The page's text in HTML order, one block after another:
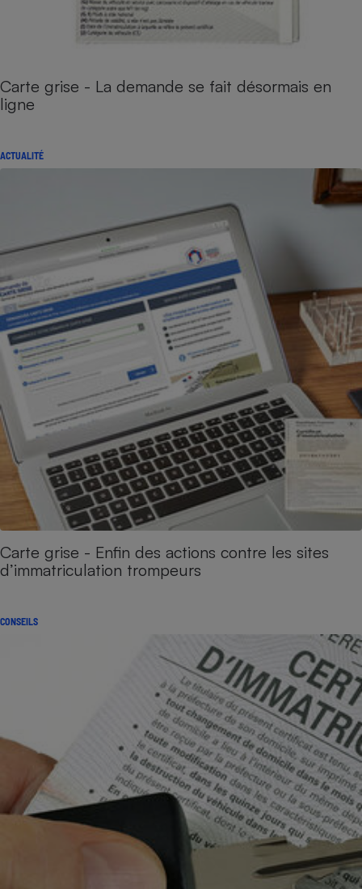
Carte grise - La demande se fait désormais en
ligne
ACTUALITÉ
Carte grise - Enfin des actions contre les sites
d’immatriculation trompeurs
CONSEILS